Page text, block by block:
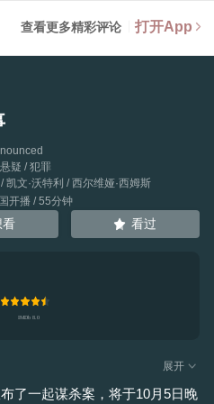
查看更多精彩评论 打开App
疑 / 犯罪
凯文·沃特利 /西尔维娅·西姆斯
开播 / 55分钟
看 看过
展开
了一起谋杀案，将于10月5日晚